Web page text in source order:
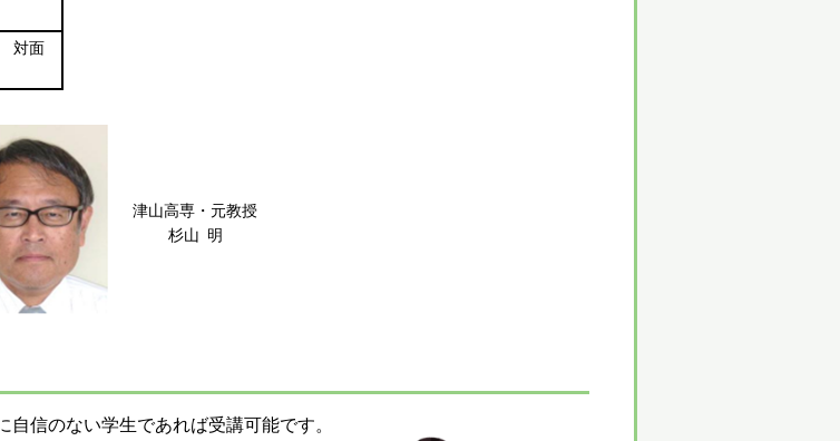
対面
津山高専・元教授
杉山 明
信のない学生であれば受講可能です。